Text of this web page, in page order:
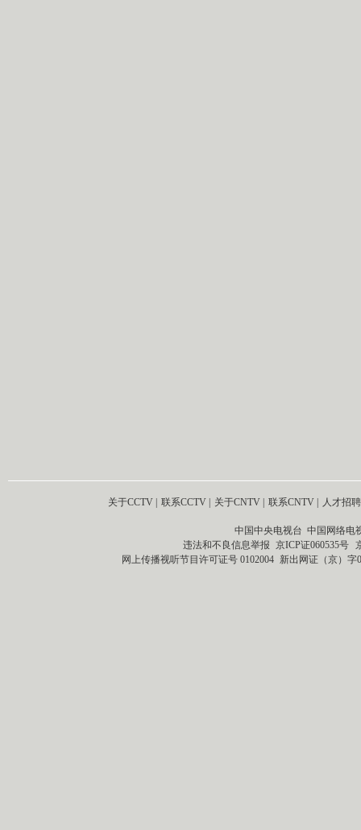
关于CCTV 联系CCTV 关于CNTV 联系CNTV 人才招聘
中国中央电视台 中国网络电
违法和不良信息举报 京ICP证060535号
网上传播视听节目许可证号 0102004 新出网证（京）